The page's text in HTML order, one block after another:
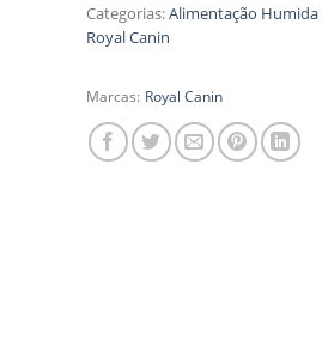
Categorias:Alimentação
Royal Canin
Marcas: Royal Canin